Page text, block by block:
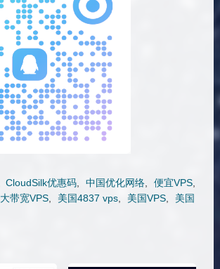
CloudSilk优惠码, 中国优化网络, 便宜VPS,
大带宽VPS, 美国4837 vps, 美国VPS,
美国